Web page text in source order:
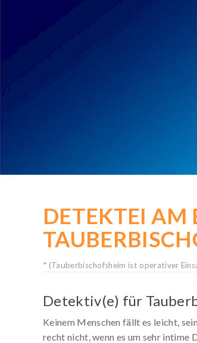
DETEKTEI AM
* (Tauberbischofsheim ist operativer
Detektiv(e) für
Keinem Menschen fällt es leicht,
recht nicht, wenn es um sehr intime